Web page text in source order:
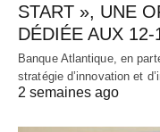
START », UNE
DÉDIÉE AUX 12-
Banque Atlantique, en
stratégie d’innovation et
2 semaines ago